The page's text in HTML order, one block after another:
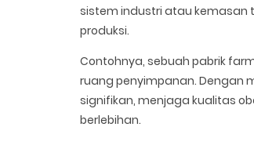
sistem industri atau kemasan
produksi.
Contohnya, sebuah pabrik
ruang penyimpanan. Dengan
signifikan, menjaga kualitas
berlebihan.